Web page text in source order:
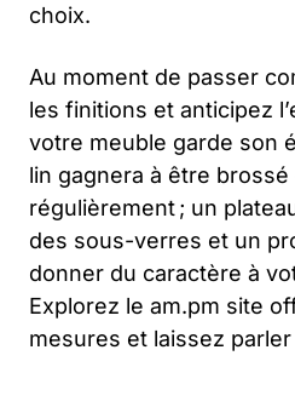
choix.
Au moment de passer
les finitions et anticipez
votre meuble garde son
lin gagnera à être brossé
régulièrement ; un
des sous-verres et un
donner du caractère à
Explorez le am.pm site
mesures et laissez